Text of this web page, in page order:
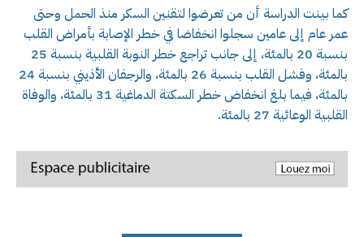
كما بينت الدراسة أن من تعرضوا لتقنين السكر منذ الحمل وحتى
عمر عام إلى عامين سجلوا انخفاضا في خطر الإصابة بأمراض القلب
بنسبة 20 بالمئة، إلى جانب تراجع خطر النوبة القلبية بنسبة 25
بالمئة، وفشل القلب بنسبة 26 بالمئة، والرجفان الأذيني بنسبة 24
بالمئة، فيما بلغ انخفاض خطر السكتة الدماغية 31 بالمئة، والوفاة
القلبية الوعائية 27 بالمئة.